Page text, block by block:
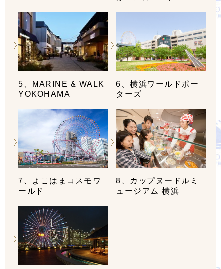
5、MARINE & WALK
YOKOHAMA
6、横浜ワールドポー
ターズ
7、よこはまコスモワ
ールド
8、カップヌードルミ
ュージアム 横浜